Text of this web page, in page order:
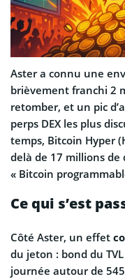
Aster a connu une
brièvement franchi 2
retomber, et un pic
perps DEX les plus
temps, Bitcoin Hyper
delà de 17 millions de
« Bitcoin
Ce qui s’est
Côté Aster, un effet
du jeton : bond du
journée autour de